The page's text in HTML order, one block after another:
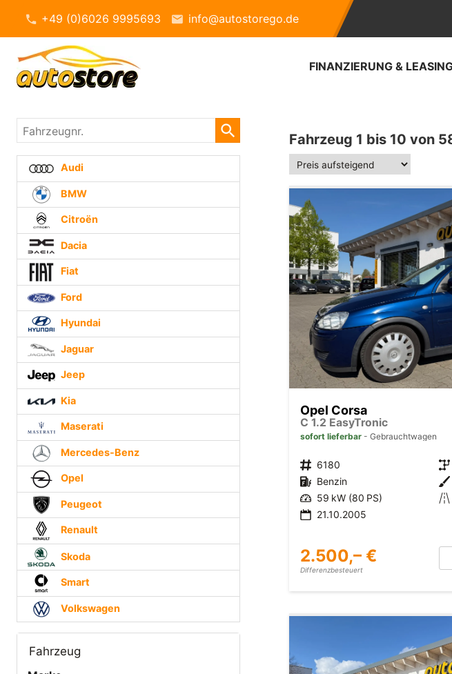
+49 (0)6026 9995693 info@autostorego.de
FINANZIERUNG &
Fahrzeug 1 bis 10 von
Opel Corsa
C 1.2 EasyTronic
sofort lieferbar Gebrauchtwagen
6180
Benzin
59 kW (80 PS)
21.10.2005
2.500,– €
Differenzbesteuert
Fahrzeugnr.
Audi
BMW
Citroën
Dacia
Fiat
Ford
Hyundai
Jaguar
Jeep
Kia
Maserati
Mercedes-Benz
Opel
Peugeot
Renault
Skoda
Smart
Volkswagen
Fahrzeug